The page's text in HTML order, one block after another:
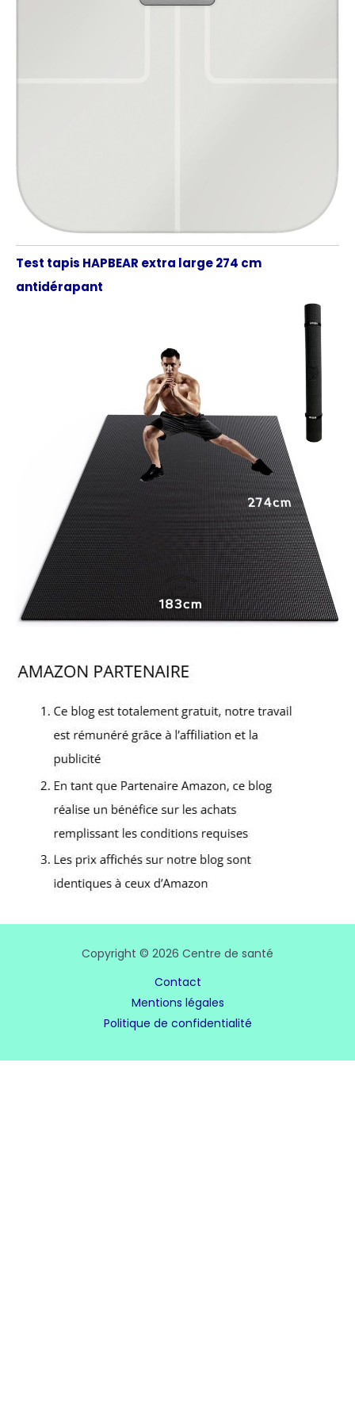
Test tapis HAPBEAR extra large 274 cm
antidérapant
Copyright © 2026 Centre de santé
Contact
Mentions légales
Politique de confidentialité